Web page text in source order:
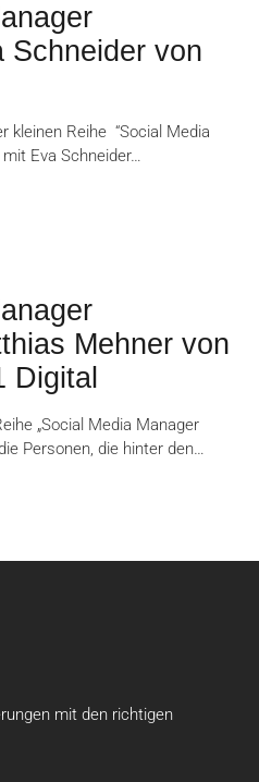
Schneider von
kleinen Reihe “Social Media
Eva Schneider…
Mehner von
Digital
„Social Media Manager
Personen, die hinter den…
mit den richtigen